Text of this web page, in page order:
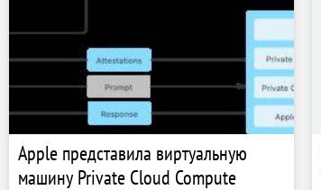
Apple представила виртуальную
машину Private Cloud Compute